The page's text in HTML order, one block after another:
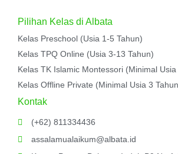
Pilihan Kelas di Albata
Kelas Preschool (Usia 1-5 Tahun)
Kelas TPQ Online (Usia 3-13 Tahun)
Kelas TK Islamic Montessori (Minimal Usia
Kelas Offline Private (Minimal Usia 3
Kontak
(+62) 811334436
assalamualaikum@albata.id